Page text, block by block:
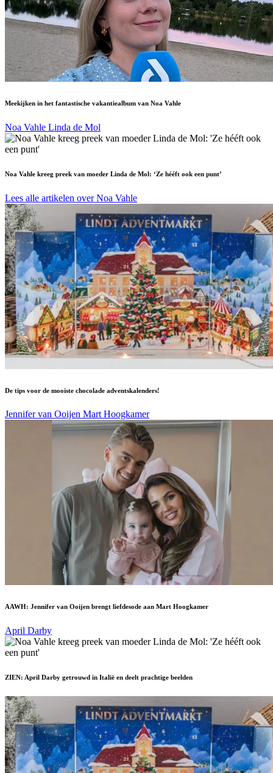
Meekijken in het fantastische vakantiealbum van Noa Vahle
Noa Vahle Linda de Mol
Noa Vahle kreeg preek van moeder Linda de Mol: ‘Ze hééft ook een punt’
Lees alle artikelen over Noa Vahle
De tips voor de mooiste chocolade adventskalenders!
Jennifer van Ooijen Mart Hoogkamer
AAWH: Jennifer van Ooijen brengt liefdesode aan Mart Hoogkamer
April Darby
ZIEN: April Darby getrouwd in Italië en deelt prachtige beelden